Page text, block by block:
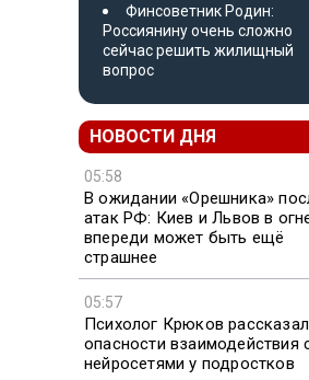
Финсоветник Родин:
Россиянину очень сложно
сейчас решить жилищный
вопрос
НОВОСТИ ДНЯ
05:58
В ожидании «Орешника»
атак РФ: Киев и Львов в
впереди может быть ещё
страшнее
05:57
Психолог Крюков
опасности взаимодействия
нейросетями у подростков